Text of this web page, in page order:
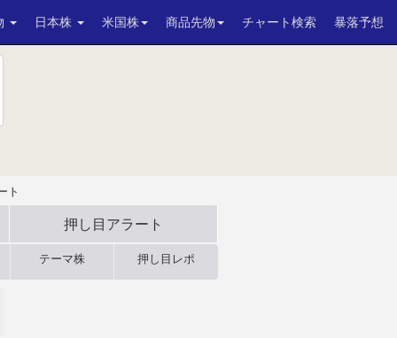
日本株 米国株 商品先物 チャート検索 暴落予想
ト
押し目アラート
テーマ株 押し目レポ